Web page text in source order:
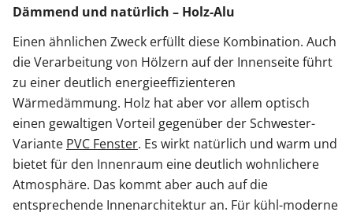
Dämmend und natürlich – Holz-Alu
Einen ähnlichen Zweck erfüllt diese Kombination. Auch
die Verarbeitung von Hölzern auf der Innenseite führt
zu einer deutlich energieeffizienteren
Wärmedämmung. Holz hat aber vor allem optisch
einen gewaltigen Vorteil gegenüber der Schwester-
Variante PVC Fenster. Es wirkt natürlich und warm und
bietet für den Innenraum eine deutlich wohnlichere
Atmosphäre. Das kommt aber auch auf die
entsprechende Innenarchitektur an. Für kühl-moderne